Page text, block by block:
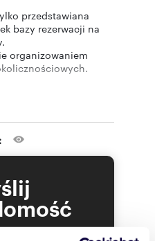
przedstawiana
bazy rezerwacji na
organizowaniem
do 150 osób,
40 osób oraz
kuchnię wraz z
jest w oferowanej
4
z łazienkami oraz 6